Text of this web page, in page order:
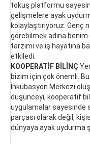
tokuş platformu
gelişmelere ayak
kolaylaştırıyoruz. Genç
görebilmek adına benim
tarzımı ve iş hayatına
etkiledi.
KOOPERATİF BİLİNÇ
bizim için çok önemli.
İnkübasyon Merkezi
düşünceyi, kooperatif
uygulamalar sayesinde
parçası olarak değil,
dünyaya ayak uydurma